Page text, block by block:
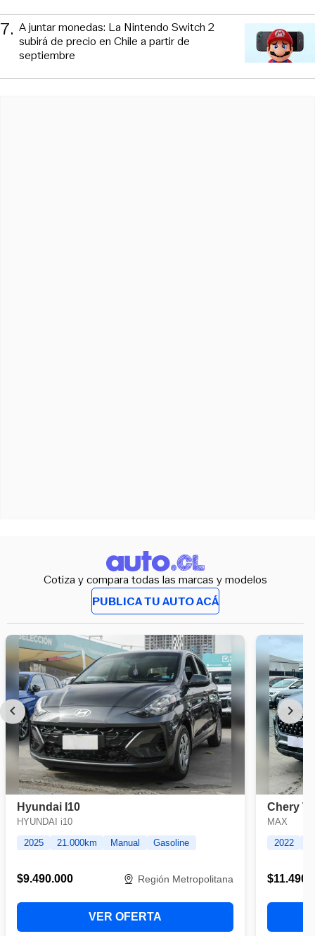
7. A juntar monedas: La Nintendo Switch 2
subirá de precio en Chile a partir de
septiembre
Cotiza y compara todas las marcas y modelos
PUBLICA TU AUTO ACÁ